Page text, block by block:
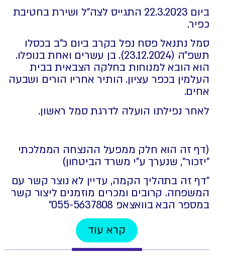
ביום 22.3.2023 התגייס לצה"ל ושירת בחטיבת
כפיר.
סמל נתנאל פסח נפל בקרב ביום כ"ב בכסלו
תשפ"ה (23.12.2024). בן עשרים ואחת בנופלו.
הוא הובא למנוחות בחלקה הצבאית בבית
העלמין בכפר עציון. הותיר אחריו הורים ושבעה
אחים.
לאחר נפילתו הועלה לדרגת סמל ראשון.
(דף זה הוא חלק ממפעל ההנצחה הממלכתי
"יזכור", שנערך ע"י משרד הביטחון)
"דף זה בתהליך הקמה, עדיין לא נוצר קשר עם
המשפחה. קרובים ומכרים מוזמנים ליצור קשר
במספר הבא בוואצאפ 055-5637808⁩"
קרא עוד